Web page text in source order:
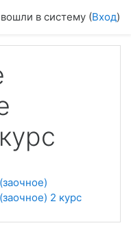
в систему (Вход)
2 курс